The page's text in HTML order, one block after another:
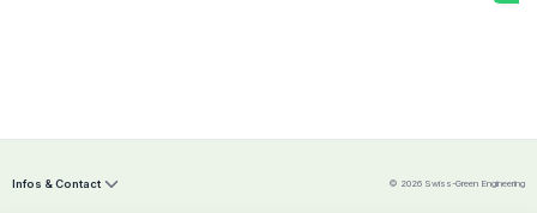
Infos & Contact © 2026 Swiss-Green Engineering